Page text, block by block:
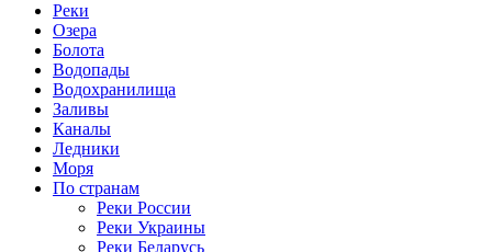
Реки
Озера
Болота
Водопады
Водохранилища
Заливы
Каналы
Ледники
Моря
По странам
Реки России
Реки Украины
Реки Беларусь